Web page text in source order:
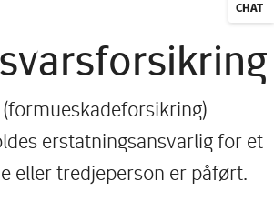
erstatningsansvarlig for et
eller tredjeperson er påført.
CHAT